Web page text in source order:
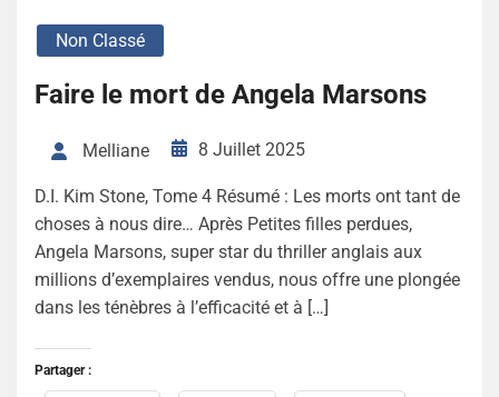
Non Classé
Faire le mort de Angela Marsons
Melliane 8 Juillet 2025
D.I. Kim Stone, Tome 4 Résumé : Les morts ont tant de
choses à nous dire… Après Petites filles perdues,
Angela Marsons, super star du thriller anglais aux
millions d’exemplaires vendus, nous offre une plongée
dans les ténèbres à l’efficacité et à […]
Partager :